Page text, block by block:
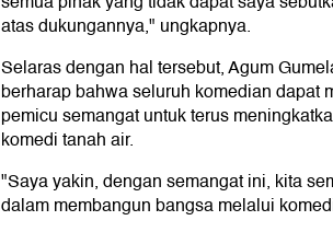
atas dukungannya," ungkapnya.
Selaras dengan hal tersebut, Agum
berharap bahwa seluruh komedian dapat
pemicu semangat untuk terus
komedi tanah air.
"Saya yakin, dengan semangat ini, kita
dalam membangun bangsa melalui